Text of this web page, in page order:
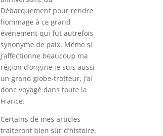
Débarquement pour rendre
hommage à ce grand
événement qui fut autrefois
synonyme de paix. Même si
j’affectionne beaucoup ma
région d’origine je suis aussi
un grand globe-trotteur, j’ai
donc voyagé dans toute la
France.
Certains de mes articles
traiteront bien sûr d’histoire,